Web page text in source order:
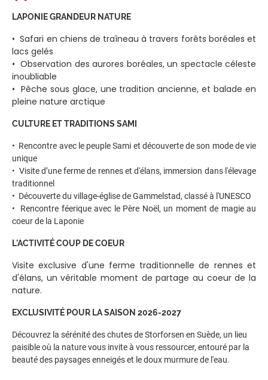
LAPONIE GRANDEUR NATURE
• Safari en chiens de traîneau à travers forêts boréales et
lacs gelés
• Observation des aurores boréales, un spectacle céleste
inoubliable
• Pêche sous glace, une tradition ancienne, et balade en
pleine nature arctique
CULTURE ET TRADITIONS SAMI
• Rencontre avec le peuple Sami et découverte de son mode de vie
unique
• Visite d’une ferme de rennes et d'élans, immersion dans l'élevage
traditionnel
• Découverte du village-église de Gammelstad, classé à l'UNESCO
• Rencontre féerique avec le Père Noël, un moment de magie au
coeur de la Laponie
L'ACTIVITÉ COUP DE COEUR
Visite exclusive d'une ferme traditionnelle de rennes et
d'élans, un véritable moment de partage au coeur de la
nature.
EXCLUSIVITÉ POUR LA SAISON 2026-2027
Découvrez la sérénité des chutes de Storforsen en Suède, un lieu
paisible où la nature vous invite à vous ressourcer, entouré par la
beauté des paysages enneigés et le doux murmure de l'eau.